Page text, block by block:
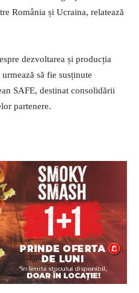
România și Ucraina, relatează
dezvoltarea și producția
să fie susținute
SAFE, destinat consolidării
partenere.